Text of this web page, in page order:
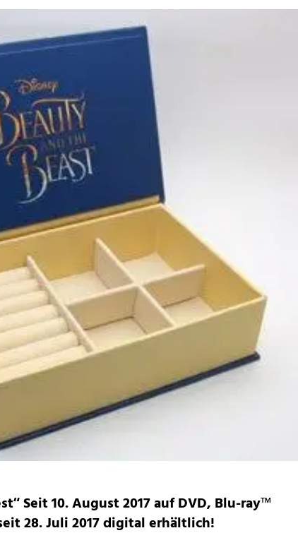
Seit 10. August 2017 auf DVD, Blu-ray™
28. Juli 2017 digital erhältlich!